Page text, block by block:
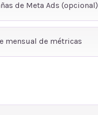
de Meta Ads (opcional)
mensual de métricas